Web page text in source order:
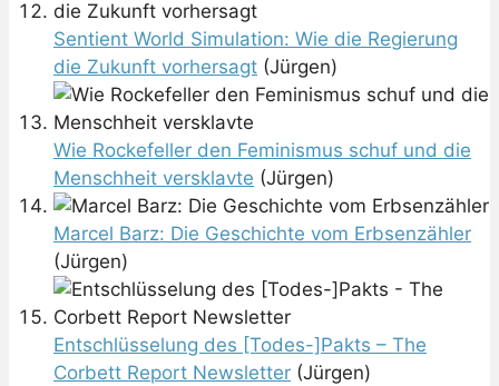
Sentient World Simulation: Wie die Regierung
die Zukunft vorhersagt (Jürgen)
Wie Rockefeller den Feminismus schuf und die
Menschheit versklavte (Jürgen)
Marcel Barz: Die Geschichte vom Erbsenzähler
(Jürgen)
Entschlüsselung des [Todes-]Pakts – The
Corbett Report Newsletter (Jürgen)